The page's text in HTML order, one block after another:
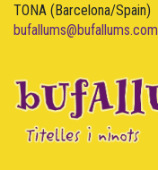
TONA (Barcelona/Spain)
bufallums@bufallums.com